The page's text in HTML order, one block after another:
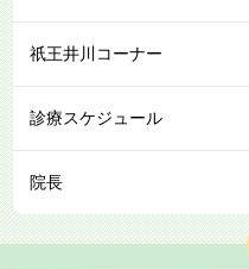
祇王井川コーナー
診療スケジュール
院長